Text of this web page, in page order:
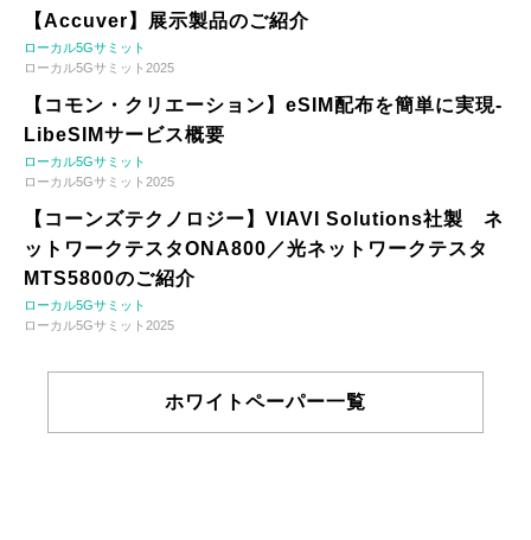
【Accuver】展示製品のご紹介
ローカル5Gサミット
ローカル5Gサミット2025
【コモン・クリエーション】eSIM配布を簡単に実現-
LibeSIMサービス概要
ローカル5Gサミット
ローカル5Gサミット2025
【コーンズテクノロジー】VIAVI Solutions社製 ネ
ットワークテスタONA800／光ネットワークテスタ
MTS5800のご紹介
ローカル5Gサミット
ローカル5Gサミット2025
ホワイトペーパー一覧